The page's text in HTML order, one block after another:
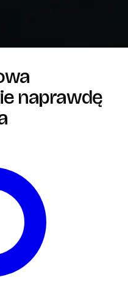
naprawdę